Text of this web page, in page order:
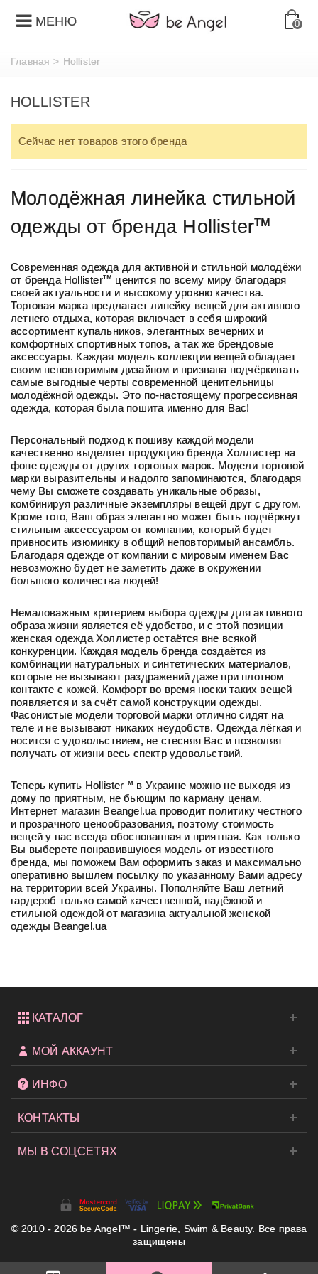
МЕНЮ 0
Главная > Hollister
HOLLISTER
Сейчас нет товаров этого бренда
Молодёжная линейка стильной
одежды от бренда Hollisterтм
Современная одежда для активной и стильной молодёжи
от бренда Hollisterтм ценится по всему миру благодаря
своей актуальности и высокому уровню качества.
Торговая марка предлагает линейку вещей для активного
летнего отдыха, которая включает в себя широкий
ассортимент купальников, элегантных вечерних и
комфортных спортивных топов, а так же брендовые
аксессуары. Каждая модель коллекции вещей обладает
своим неповторимым дизайном и призвана подчёркивать
самые выгодные черты современной ценительницы
молодёжной одежды. Это по-настоящему прогрессивная
одежда, которая была пошита именно для Вас!
Персональный подход к пошиву каждой модели
качественно выделяет продукцию бренда Холлистер на
фоне одежды от других торговых марок. Модели торговой
марки выразительны и надолго запоминаются, благодаря
чему Вы сможете создавать уникальные образы,
комбинируя различные экземпляры вещей друг с другом.
Кроме того, Ваш образ элегантно может быть подчёркнут
стильным аксессуаром от компании, который будет
привносить изюминку в общий неповторимый ансамбль.
Благодаря одежде от компании с мировым именем Вас
невозможно будет не заметить даже в окружении
большого количества людей!
Немаловажным критерием выбора одежды для активного
образа жизни является её удобство, и с этой позиции
женская одежда Холлистер остаётся вне всякой
конкуренции. Каждая модель бренда создаётся из
комбинации натуральных и синтетических материалов,
которые не вызывают раздражений даже при плотном
контакте с кожей. Комфорт во время носки таких вещей
появляется и за счёт самой конструкции одежды.
Фасонистые модели торговой марки отлично сидят на
теле и не вызывают никаких неудобств. Одежда лёгкая и
носится с удовольствием, не стесняя Вас и позволяя
получать от жизни весь спектр удовольствий.
Теперь купить Hollisterтм в Украине можно не выходя из
дому по приятным, не бьющим по карману ценам.
Интернет магазин Beangel.ua проводит политику честного
и прозрачного ценообразования, поэтому стоимость
вещей у нас всегда обоснованная и приятная. Как только
Вы выберете понравившуюся модель от известного
бренда, мы поможем Вам оформить заказ и максимально
оперативно вышлем посылку по указанному Вами адресу
на территории всей Украины. Пополняйте Ваш летний
гардероб только самой качественной, надёжной и
стильной одеждой от магазина актуальной женской
одежды Beangel.ua
КАТАЛОГ
МОЙ АККАУНТ
ИНФО
КОНТАКТЫ
МЫ В СОЦСЕТЯХ
© 2010 - 2026 be Angel™ - Lingerie, Swim & Beauty. Все права
защищены